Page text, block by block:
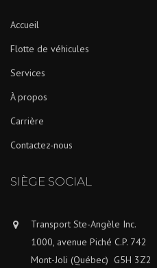
Accueil
Flotte de véhicules
Services
À propos
Carrière
Contactez-nous
SIÈGE SOCIAL
Transport Ste-Angèle Inc.
1000, avenue Piché C.P. 742
Mont-Joli (Québec) G5H 3Z2